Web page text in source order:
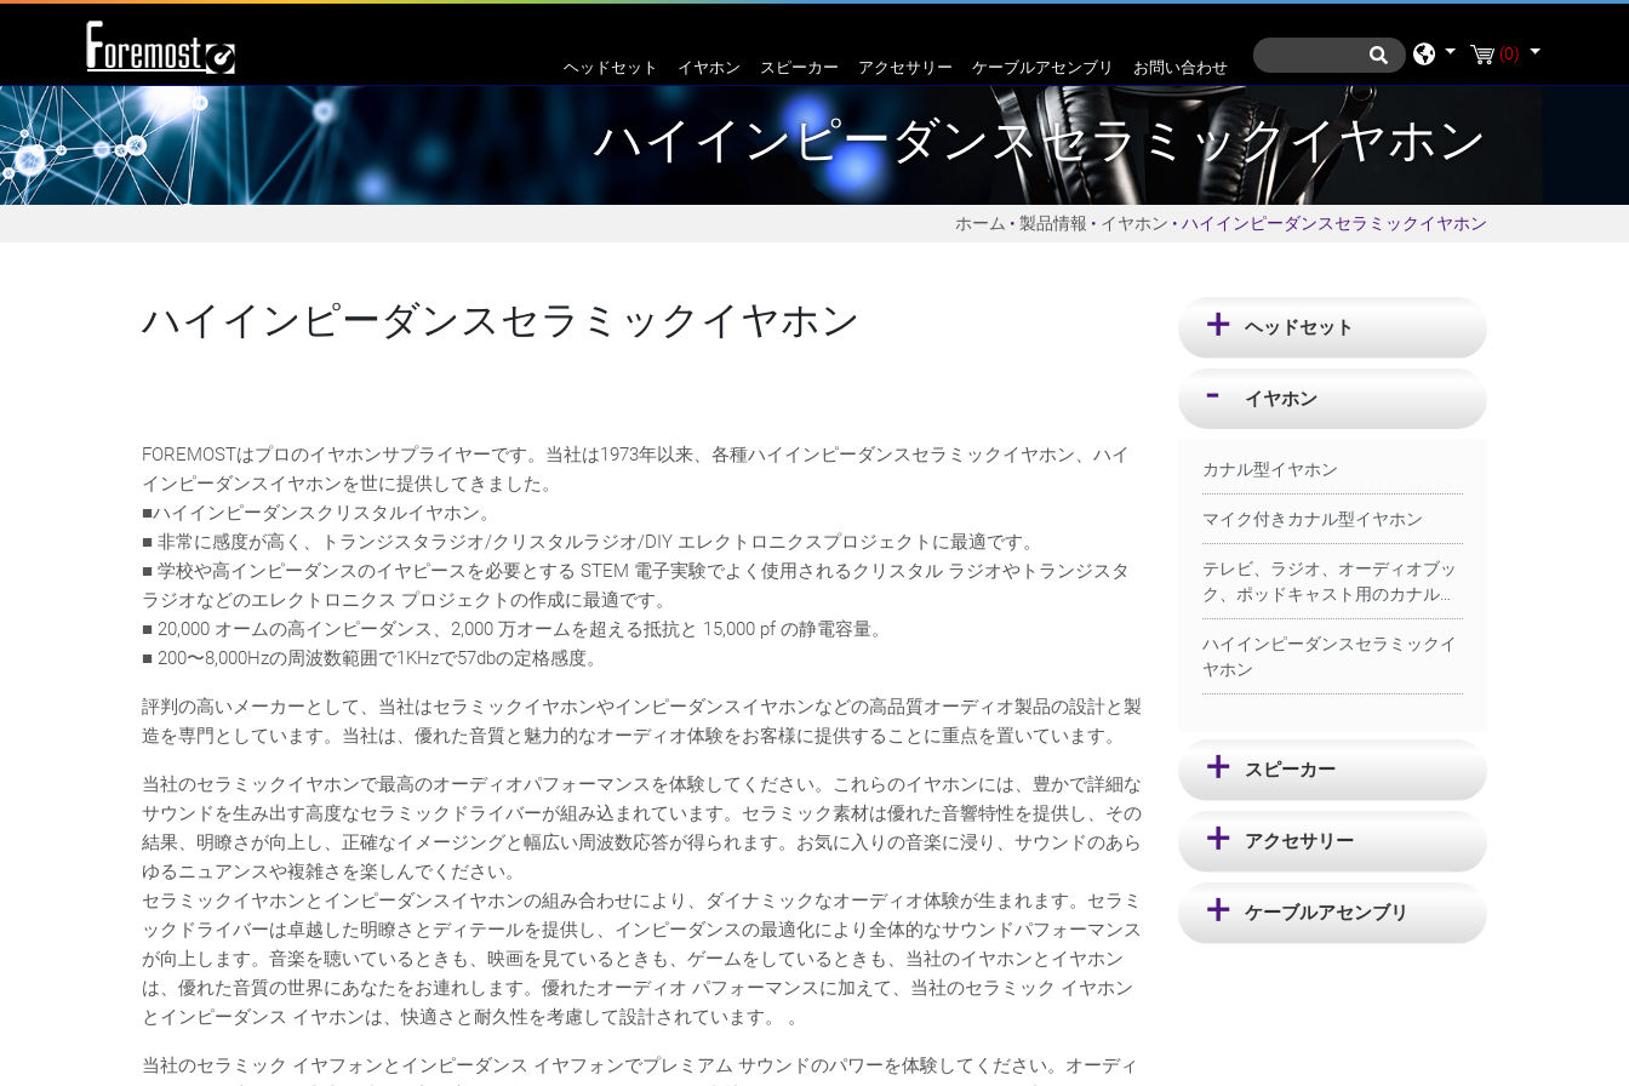
ヘッドセット イヤホン スピーカー アクセサリー ケーブルアセンブリ お問い合わせ
(0)
ハイインピーダンスセラミックイヤホン
ホーム 製品情報 イヤホン ハイインピーダンスセラミックイヤホン
ヘッドセット
イヤホン
カナル型イヤホン
マイク付きカナル型イヤホン
テレビ、ラジオ、オーディオブッ
ク、ポッドキャスト用のカナル型
シングルイヤホン
ハイインピーダンスセラミックイ
ヤホン
スピーカー
アクセサリー
ケーブルアセンブリ
ハイインピーダンスセラミックイヤホン
FOREMOSTはプロのイヤホンサプライヤーです。当社は1973年以来、各種ハイインピーダンスセラミックイヤホン、ハイ
インピーダンスイヤホンを世に提供してきました。
■ハイインピーダンスクリスタルイヤホン。
■ 非常に感度が高く、トランジスタラジオ/クリスタルラジオ/DIY エレクトロニクスプロジェクトに最適です。
■ 学校や高インピーダンスのイヤピースを必要とする STEM 電子実験でよく使用されるクリスタル ラジオやトランジスタ
ラジオなどのエレクトロニクス プロジェクトの作成に最適です。
■ 20,000 オームの高インピーダンス、2,000 万オームを超える抵抗と 15,000 pf の静電容量。
■ 200〜8,000Hzの周波数範囲で1KHzで57dbの定格感度。
評判の高いメーカーとして、当社はセラミックイヤホンやインピーダンスイヤホンなどの高品質オーディオ製品の設計と製
造を専門としています。当社は、優れた音質と魅力的なオーディオ体験をお客様に提供することに重点を置いています。
当社のセラミックイヤホンで最高のオーディオパフォーマンスを体験してください。これらのイヤホンには、豊かで詳細な
サウンドを生み出す高度なセラミックドライバーが組み込まれています。セラミック素材は優れた音響特性を提供し、その
結果、明瞭さが向上し、正確なイメージングと幅広い周波数応答が得られます。お気に入りの音楽に浸り、サウンドのあら
ゆるニュアンスや複雑さを楽しんでください。
セラミックイヤホンとインピーダンスイヤホンの組み合わせにより、ダイナミックなオーディオ体験が生まれます。セラミ
ックドライバーは卓越した明瞭さとディテールを提供し、インピーダンスの最適化により全体的なサウンドパフォーマンス
が向上します。音楽を聴いているときも、映画を見ているときも、ゲームをしているときも、当社のイヤホンとイヤホン
は、優れた音質の世界にあなたをお連れします。優れたオーディオ パフォーマンスに加えて、当社のセラミック イヤホン
とインピーダンス イヤホンは、快適さと耐久性を考慮して設計されています。 。
当社のセラミック イヤフォンとインピーダンス イヤフォンでプレミアム サウンドのパワーを体験してください。オーディ